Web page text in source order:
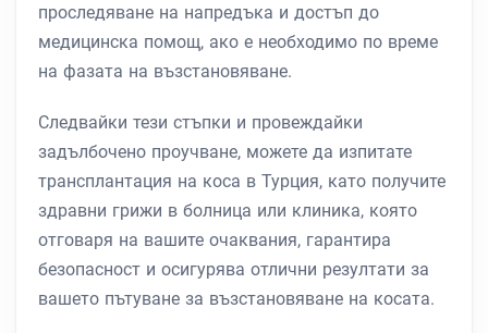
проследяване на напредъка и достъп до
медицинска помощ, ако е необходимо по време
на фазата на възстановяване.
Следвайки тези стъпки и провеждайки
задълбочено проучване, можете да изпитате
трансплантация на коса в Турция, като получите
здравни грижи в болница или клиника, която
отговаря на вашите очаквания, гарантира
безопасност и осигурява отлични резултати за
вашето пътуване за възстановяване на косата.